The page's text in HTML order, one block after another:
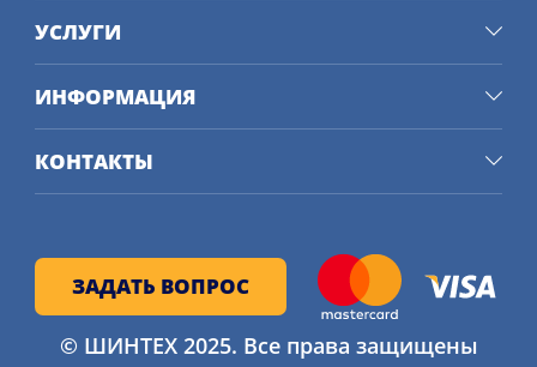
ЗАДАТЬ ВОПРОС
© ШИНТЕХ 2025. Все права защищены
УСЛУГИ
ИНФОРМАЦИЯ
КОНТАКТЫ